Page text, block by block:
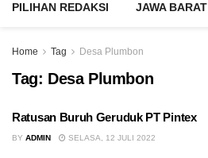
PILIHAN REDAKSI JAWA BARAT
Home Tag Desa Plumbon
Tag: Desa Plumbon
Ratusan Buruh Geruduk PT Pintex
BY ADMIN SELASA, 12 JULI 2022